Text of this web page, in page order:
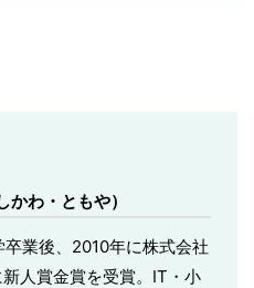
かわ・ともや）
業後、2010年に株式会社
人賞金賞を受賞。IT・小